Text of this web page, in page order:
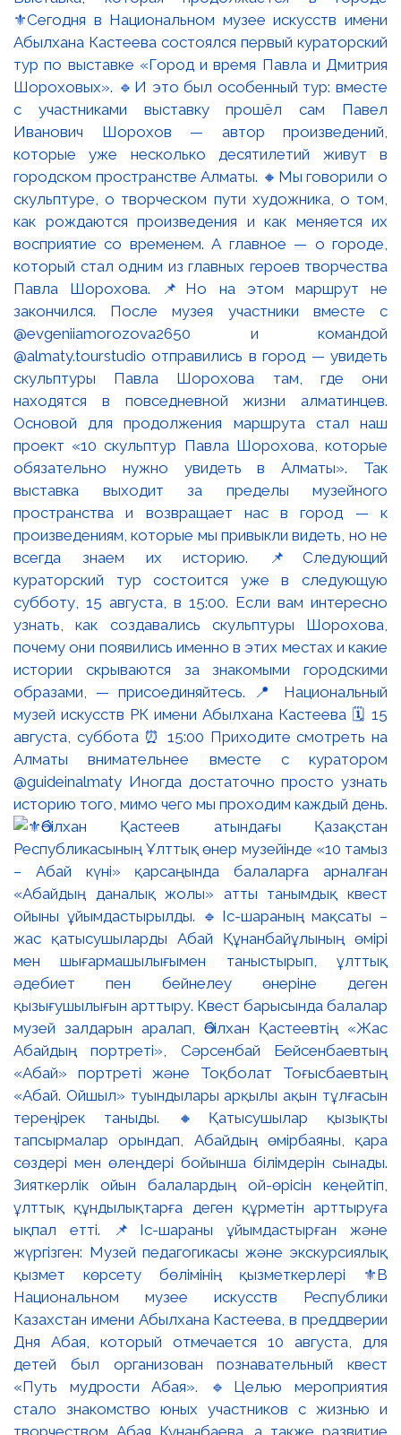
⚜️Сегодня в Национальном музее искусств имени
Абылхана Кастеева состоялся первый кураторский
тур по выставке «Город и время Павла и Дмитрия
Шороховых». 🔹И это был особенный тур: вместе
с участниками выставку прошёл сам Павел
Иванович Шорохов — автор произведений,
которые уже несколько десятилетий живут в
городском пространстве Алматы. 🔸Мы говорили о
скульптуре, о творческом пути художника, о том,
как рождаются произведения и как меняется их
восприятие со временем. А главное — о городе,
который стал одним из главных героев творчества
Павла Шорохова. 📌Но на этом маршрут не
закончился. После музея участники вместе с
@evgeniiamorozova2650 и командой
@almaty.tourstudio отправились в город — увидеть
скульптуры Павла Шорохова там, где они
находятся в повседневной жизни алматинцев.
Основой для продолжения маршрута стал наш
проект «10 скульптур Павла Шорохова, которые
обязательно нужно увидеть в Алматы». Так
выставка выходит за пределы музейного
пространства и возвращает нас в город — к
произведениям, которые мы привыкли видеть, но не
всегда знаем их историю. 📌Следующий
кураторский тур состоится уже в следующую
субботу, 15 августа, в 15:00. Если вам интересно
узнать, как создавались скульптуры Шорохова,
почему они появились именно в этих местах и какие
истории скрываются за знакомыми городскими
образами, — присоединяйтесь. 📍 Национальный
музей искусств РК имени Абылхана Кастеева 🗓 15
августа, суббота ⏰ 15:00 Приходите смотреть на
Алматы внимательнее вместе с куратором
@guideinalmaty Иногда достаточно просто узнать
историю того, мимо чего мы проходим каждый день.